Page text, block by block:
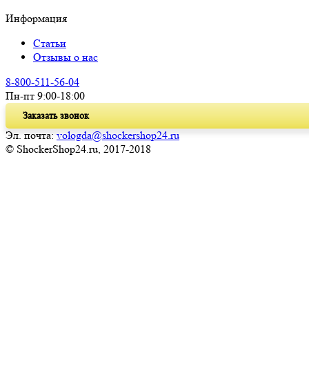
Информация
Статьи
Отзывы о нас
8-800-511-56-04
Пн-пт 9:00-18:00
Заказать звонок
Эл. почта: vologda@shockershop24.ru
© ShockerShop24.ru, 2017-2018